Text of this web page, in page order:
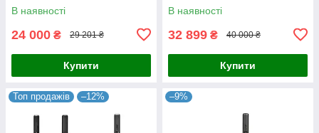
В наявності
24 000 ₴ 29 201 ₴
Купити
В наявності
32 899 ₴ 40 000 ₴
Купити
Топ продажів –12% –9%